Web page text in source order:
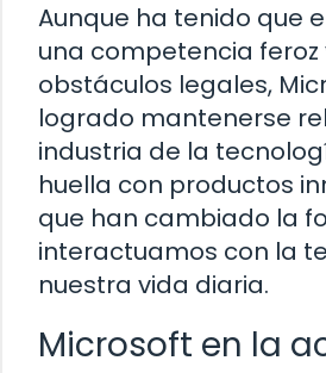
Aunque ha tenido que
una competencia feroz
obstáculos legales,
logrado mantenerse
industria de la
huella con productos
que han cambiado la
interactuamos con la
nuestra vida diaria.
Microsoft en la